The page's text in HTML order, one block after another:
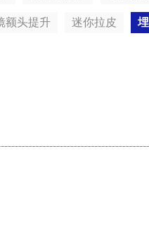
额头提升 迷你拉皮